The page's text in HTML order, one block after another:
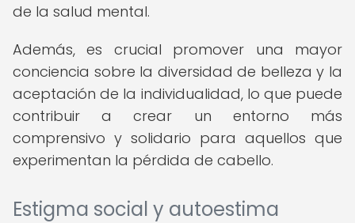
de la salud mental.
Además, es crucial promover una mayor
conciencia sobre la diversidad de belleza y la
aceptación de la individualidad, lo que puede
contribuir a crear un entorno más
comprensivo y solidario para aquellos que
experimentan la pérdida de cabello.
Estigma social y autoestima